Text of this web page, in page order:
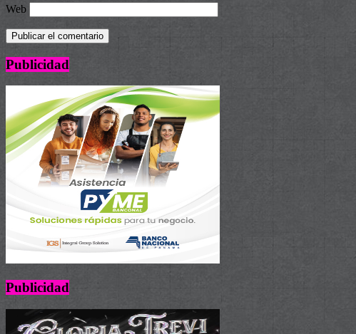
Web
Publicidad
Publicidad